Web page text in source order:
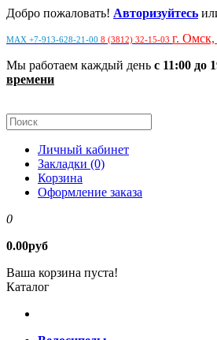
Добро пожаловать! Авторизуйтесь
MAX +7-913-628-21-00 8 (3812) 32-15-03 г. Омск,
Мы работаем каждый день с 11:00 до
времени
Личный кабинет
Закладки (0)
Корзина
Оформление заказа
0
0.00руб
Ваша корзина пуста!
Каталог